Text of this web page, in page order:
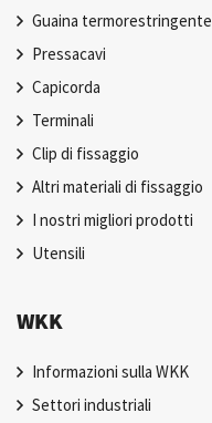
Guaina termorestringente
Pressacavi
Capicorda
Terminali
Clip di fissaggio
Altri materiali di fissaggio
I nostri migliori prodotti
Utensili
WKK
Informazioni sulla WKK
Settori industriali